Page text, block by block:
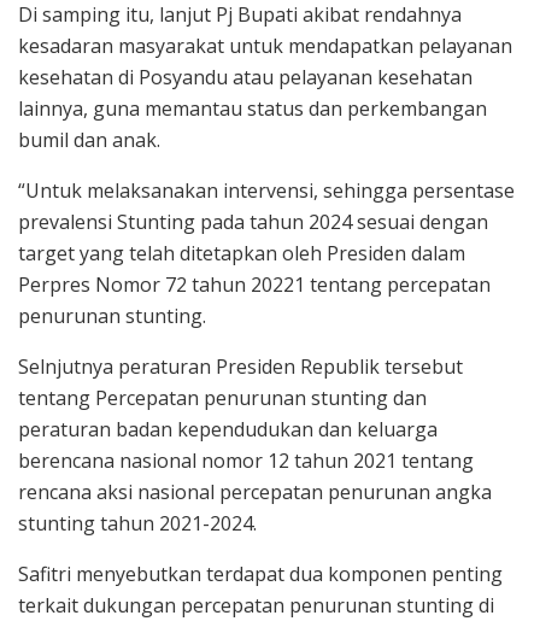
Di samping itu, lanjut Pj Bupati akibat rendahnya
kesadaran masyarakat untuk mendapatkan pelayanan
kesehatan di Posyandu atau pelayanan kesehatan
lainnya, guna memantau status dan perkembangan
bumil dan anak.
“Untuk melaksanakan intervensi, sehingga persentase
prevalensi Stunting pada tahun 2024 sesuai dengan
target yang telah ditetapkan oleh Presiden dalam
Perpres Nomor 72 tahun 20221 tentang percepatan
penurunan stunting.
Selnjutnya peraturan Presiden Republik tersebut
tentang Percepatan penurunan stunting dan
peraturan badan kependudukan dan keluarga
berencana nasional nomor 12 tahun 2021 tentang
rencana aksi nasional percepatan penurunan angka
stunting tahun 2021-2024.
Safitri menyebutkan terdapat dua komponen penting
terkait dukungan percepatan penurunan stunting di